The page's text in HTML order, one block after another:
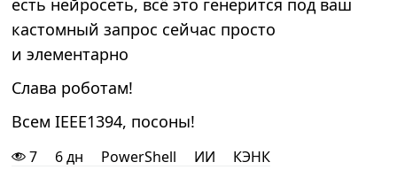
кастомный запрос сейчас просто
и элементарно
Слава роботам!
Всем IEEE1394, посоны!
7 6 дн PowerShell ИИ КЭНК